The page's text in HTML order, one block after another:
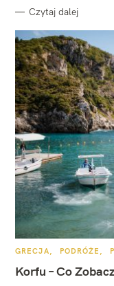
Czytaj dalej
K
T
E
GRECJA PODRÓŻE
Korfu – Co